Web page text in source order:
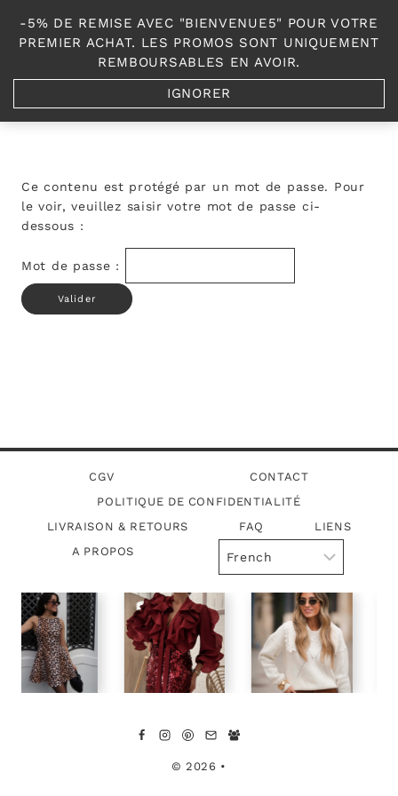
-5% DE REMISE AVEC "BIENVENUE5" POUR VOTRE
PREMIER ACHAT. LES PROMOS SONT UNIQUEMENT
REMBOURSABLES EN AVOIR.
IGNORER
contenu
Les Vestes / Protégé : Yazou
Ce contenu est protégé par un mot de passe. Pour
le voir, veuillez saisir votre mot de passe ci-
dessous :
Mot de passe :
CGV
CONTACT
POLITIQUE DE CONFIDENTIALITÉ
LIVRAISON & RETOURS
FAQ
LIENS
A PROPOS
© 2026 •